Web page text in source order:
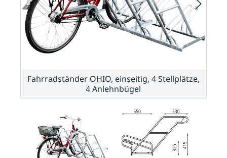
Fahrradständer OHIO, einseitig, 4 Stellplätze,
4 Anlehnbügel